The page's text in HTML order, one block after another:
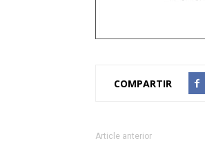
COMPARTIR
Article anterior